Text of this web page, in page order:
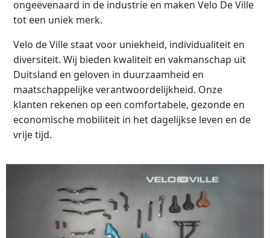
ongeëvenaard in de industrie en maken Velo De Ville
tot een uniek merk.
Velo de Ville staat voor uniekheid, individualiteit en
diversiteit. Wij bieden kwaliteit en vakmanschap uit
Duitsland en geloven in duurzaamheid en
maatschappelijke verantwoordelijkheid. Onze
klanten rekenen op een comfortabele, gezonde en
economische mobiliteit in het dagelijkse leven en de
vrije tijd.